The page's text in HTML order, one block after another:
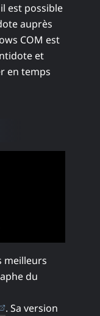
est possible
auprès
COM est
et
en temps
meilleurs
du
(ouvre dans un
. Sa version